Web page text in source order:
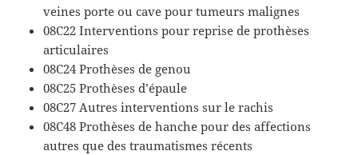
veines porte ou cave pour tumeurs malignes
08C22 Interventions pour reprise de prothèses
articulaires
08C24 Prothèses de genou
08C25 Prothèses d’épaule
08C27 Autres interventions sur le rachis
08C48 Prothèses de hanche pour des affections
autres que des traumatismes récents